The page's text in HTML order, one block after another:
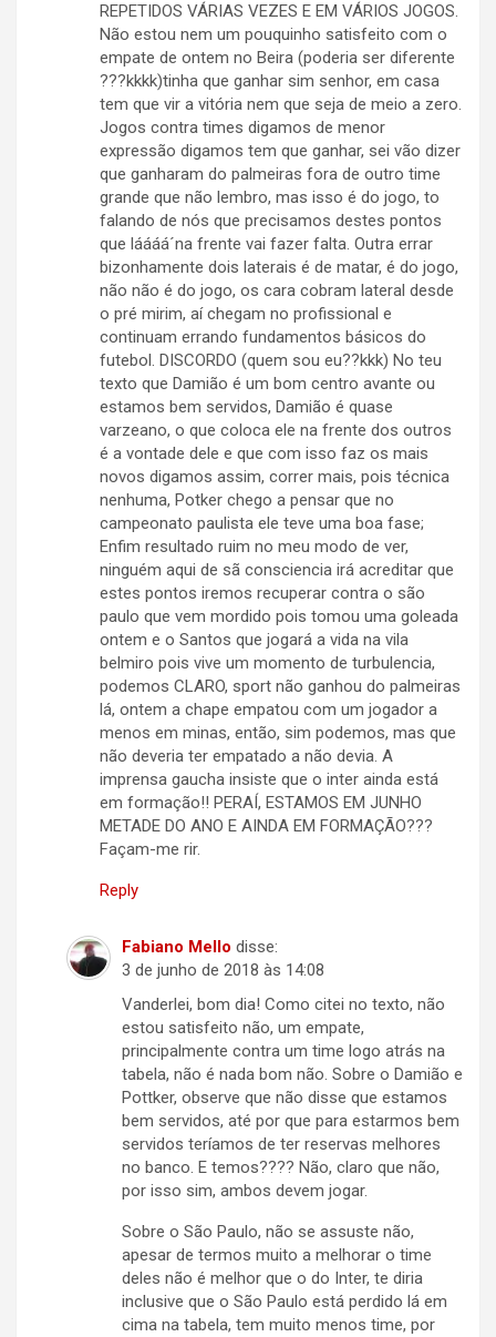
REPETIDOS VÁRIAS VEZES E EM VÁRIOS JOGOS.
Não estou nem um pouquinho satisfeito com o
empate de ontem no Beira (poderia ser diferente
???kkkk)tinha que ganhar sim senhor, em casa
tem que vir a vitória nem que seja de meio a zero.
Jogos contra times digamos de menor
expressão digamos tem que ganhar, sei vão dizer
que ganharam do palmeiras fora de outro time
grande que não lembro, mas isso é do jogo, to
falando de nós que precisamos destes pontos
que láááá´na frente vai fazer falta. Outra errar
bizonhamente dois laterais é de matar, é do jogo,
não não é do jogo, os cara cobram lateral desde
o pré mirim, aí chegam no profissional e
continuam errando fundamentos básicos do
futebol. DISCORDO (quem sou eu??kkk) No teu
texto que Damião é um bom centro avante ou
estamos bem servidos, Damião é quase
varzeano, o que coloca ele na frente dos outros
é a vontade dele e que com isso faz os mais
novos digamos assim, correr mais, pois técnica
nenhuma, Potker chego a pensar que no
campeonato paulista ele teve uma boa fase;
Enfim resultado ruim no meu modo de ver,
ninguém aqui de sã consciencia irá acreditar que
estes pontos iremos recuperar contra o são
paulo que vem mordido pois tomou uma goleada
ontem e o Santos que jogará a vida na vila
belmiro pois vive um momento de turbulencia,
podemos CLARO, sport não ganhou do palmeiras
lá, ontem a chape empatou com um jogador a
menos em minas, então, sim podemos, mas que
não deveria ter empatado a não devia. A
imprensa gaucha insiste que o inter ainda está
em formação!! PERAÍ, ESTAMOS EM JUNHO
METADE DO ANO E AINDA EM FORMAÇÃO???
Façam-me rir.
Reply
Fabiano Mello disse:
3 de junho de 2018 às 14:08
Vanderlei, bom dia! Como citei no texto, não
estou satisfeito não, um empate,
principalmente contra um time logo atrás na
tabela, não é nada bom não. Sobre o Damião e
Pottker, observe que não disse que estamos
bem servidos, até por que para estarmos bem
servidos teríamos de ter reservas melhores
no banco. E temos???? Não, claro que não,
por isso sim, ambos devem jogar.
Sobre o São Paulo, não se assuste não,
apesar de termos muito a melhorar o time
deles não é melhor que o do Inter, te diria
inclusive que o São Paulo está perdido lá em
cima na tabela, tem muito menos time, por